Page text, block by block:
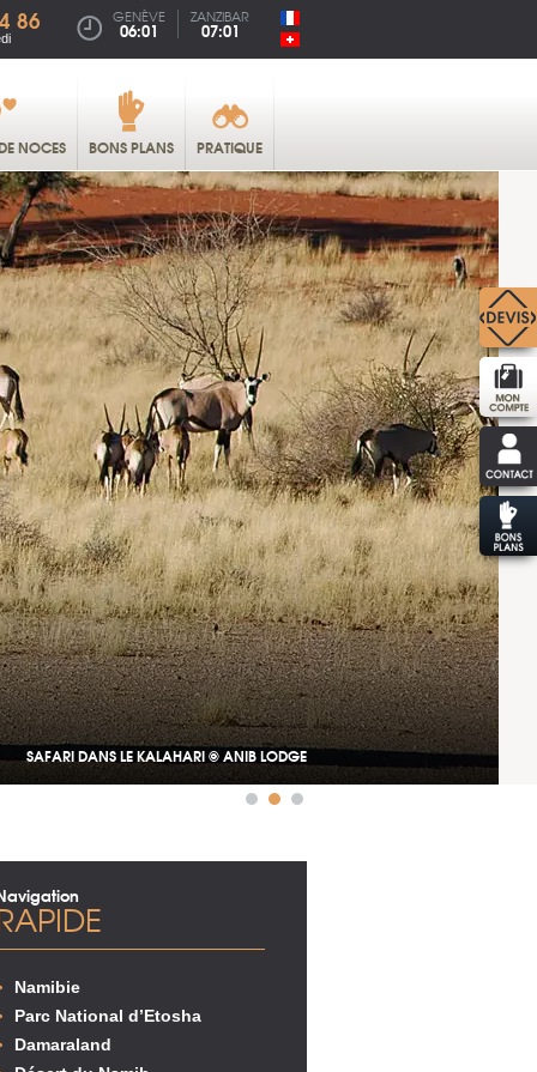
86 GENÈVE
06:01
ZANZIBAR
07:01
NOCES BONS PLANS PRATIQUE
SAFARI DANS LE KALAHARI © ANIB LODGE
Namibie
Parc National d’Etosha
Damaraland